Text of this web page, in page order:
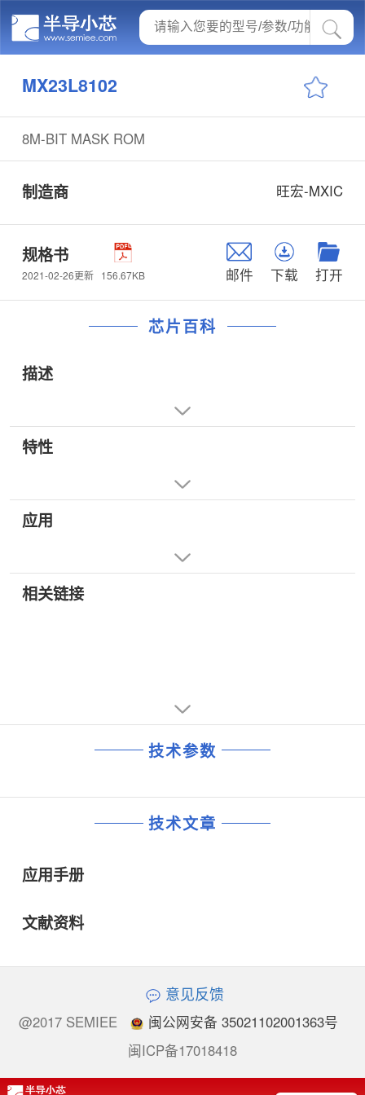
MX23L8102
8M-BIT MASK ROM
制造商 旺宏-MXIC
规格书
2021-02-26更新 156.67KB 邮件 下载 打开
芯片百科
描述
特性
应用
相关链接
技术参数
技术文章
应用手册
文献资料
意见反馈
@2017 SEMIEE
闽公网安备 35021102001363号
闽ICP备17018418